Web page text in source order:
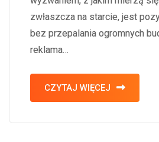
zwłaszcza na starcie, jest
bez przepalania ogromnych
reklama…
CZYTAJ WIĘCEJ